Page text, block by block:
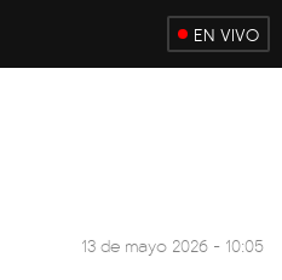
EN VIVO
13 de mayo 2026 - 10:05